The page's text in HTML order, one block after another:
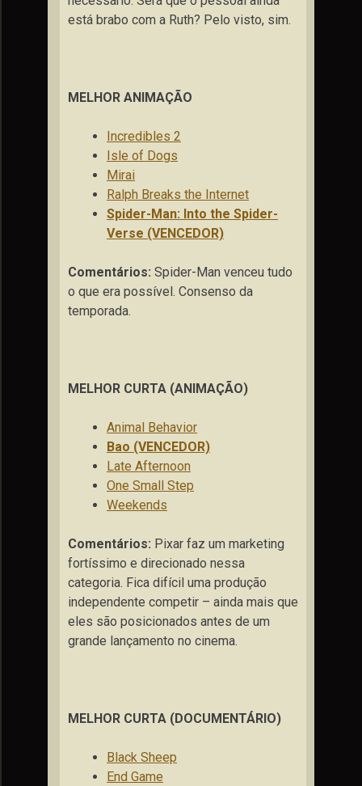
está brabo com a Ruth? Pelo visto, sim.
MELHOR ANIMAÇÃO
Incredibles 2
Isle of Dogs
Mirai
Ralph Breaks the Internet
Spider-Man: Into the Spider-
Verse (VENCEDOR)
Comentários: Spider-Man venceu tudo
o que era possível. Consenso da
temporada.
MELHOR CURTA (ANIMAÇÃO)
Animal Behavior
Bao (VENCEDOR)
Late Afternoon
One Small Step
Weekends
Comentários: Pixar faz um marketing
fortíssimo e direcionado nessa
categoria. Fica difícil uma produção
independente competir – ainda mais que
eles são posicionados antes de um
grande lançamento no cinema.
MELHOR CURTA (DOCUMENTÁRIO)
Black Sheep
End Game